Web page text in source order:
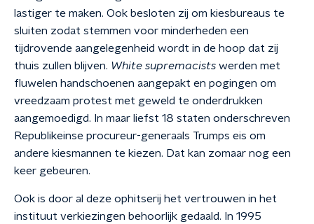
lastiger te maken. Ook besloten zij om kiesbureaus te
sluiten zodat stemmen voor minderheden een
tijdrovende aangelegenheid wordt in de hoop dat zij
thuis zullen blijven. White supremacists werden met
fluwelen handschoenen aangepakt en pogingen om
vreedzaam protest met geweld te onderdrukken
aangemoedigd. In maar liefst 18 staten onderschreven
Republikeinse procureur-generaals Trumps eis om
andere kiesmannen te kiezen. Dat kan zomaar nog een
keer gebeuren.
Ook is door al deze ophitserij het vertrouwen in het
instituut verkiezingen behoorlijk gedaald. In 1995